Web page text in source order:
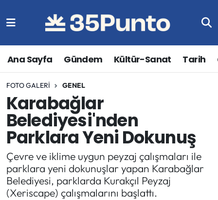
Ana Sayfa Gündem Kültür-Sanat Tarih
FOTO GALERI GENEL
Karabağlar
Belediyesi'nden
Parklara Yeni Dokunuş
Çevre ve iklime uygun peyzaj çalışmaları ile
parklara yeni dokunuşlar yapan Karabağlar
Belediyesi, parklarda Kurakçıl Peyzaj
(Xeriscape) çalışmalarını başlattı.